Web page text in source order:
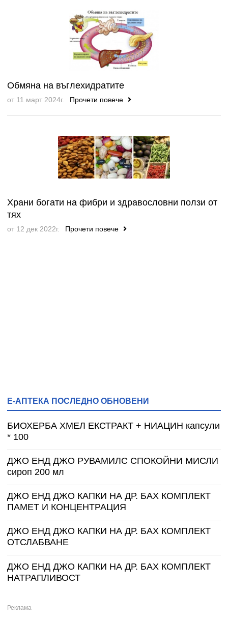
Обмяна на въглехидратите
от 11 март 2024г. Прочети повече
Храни богати на фибри и здравословни ползи от
тях
от 12 дек 2022г. Прочети повече
Е-АПТЕКА ПОСЛЕДНО ОБНОВЕНИ
БИОХЕРБА ХМЕЛ ЕКСТРАКТ + НИАЦИН капсули
* 100
ДЖО ЕНД ДЖО РУВАМИЛС СПОКОЙНИ МИСЛИ
сироп 200 мл
ДЖО ЕНД ДЖО КАПКИ НА ДР. БАХ КОМПЛЕКТ
ПАМЕТ И КОНЦЕНТРАЦИЯ
ДЖО ЕНД ДЖО КАПКИ НА ДР. БАХ КОМПЛЕКТ
ОТСЛАБВАНЕ
ДЖО ЕНД ДЖО КАПКИ НА ДР. БАХ КОМПЛЕКТ
НАТРАПЛИВОСТ